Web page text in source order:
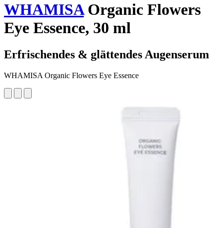
WHAMISAOrganic Flowers
Eye Essence, 30 ml
Erfrischendes & glättendes Augenserum
WHAMISA Organic Flowers Eye Essence